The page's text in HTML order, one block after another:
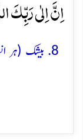
اِنَّ اِلٰی رَبِّکَ
8. بیشک